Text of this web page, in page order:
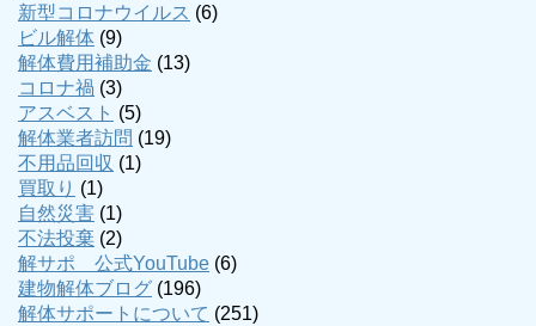
新型コロナウイルス (6)
ビル解体 (9)
解体費用補助金 (13)
コロナ禍 (3)
アスベスト (5)
解体業者訪問 (19)
不用品回収 (1)
買取り (1)
自然災害 (1)
不法投棄 (2)
解サポ 公式YouTube (6)
建物解体ブログ (196)
解体サポートについて (251)